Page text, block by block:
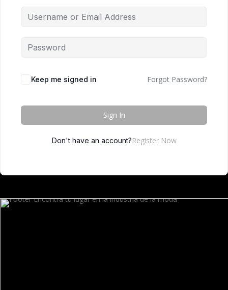
Keep me signed in Forgot Password?
Sign In
Don't have an account?Register Now